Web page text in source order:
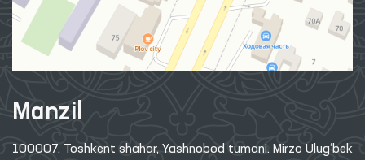
Manzil
100007, Toshkent shahar, Yashnobod tumani. Mirzo Ulug‘bek